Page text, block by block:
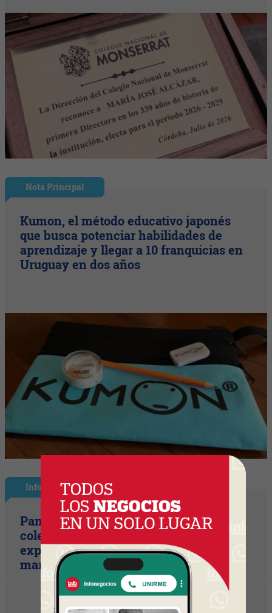
Nota Principal
Kumon, el método educativo japonés
que busca potenciar habilidades de
aprendizaje y llegar a 10 franquicias en
Uruguay en dos años
InfoStyle
Pandora presentó sus nuevas
colecciones de verano con una
experiencia inspirada en el espíritu del
mar